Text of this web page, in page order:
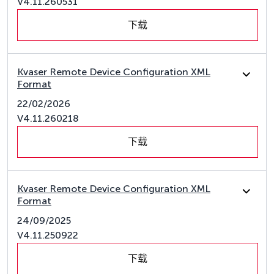
下载
Kvaser Remote Device Configuration XML
Format
22/02/2026
V4.11.260218
下载
Kvaser Remote Device Configuration XML
Format
24/09/2025
V4.11.250922
下载